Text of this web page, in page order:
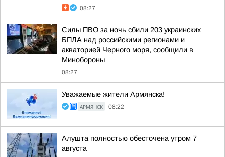
08:27
Силы ПВО за ночь сбили 203 украинских
БПЛА над российскими регионами и
акваторией Черного моря, сообщили в
Минобороны
08:27
Уважаемые жители Армянска!
АРМЯНСК 08:22
Алушта полностью обесточена утром 7
августа